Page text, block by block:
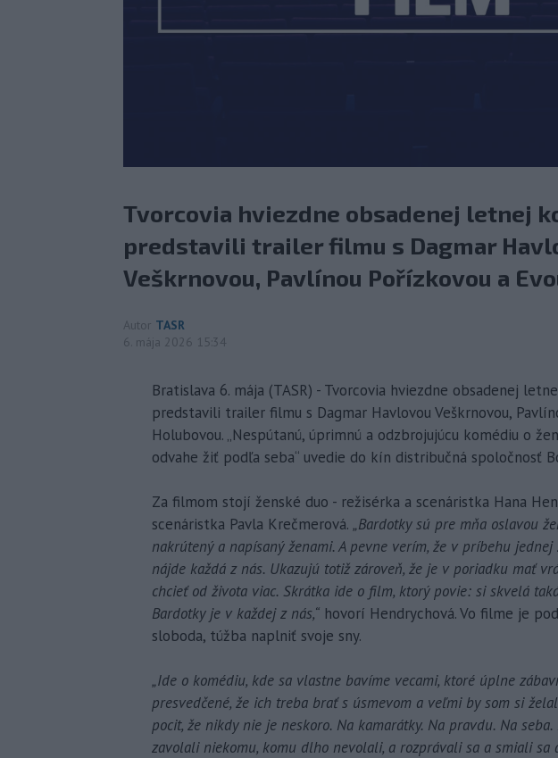
Tvorcovia hviezdne obsadenej letnej
predstavili trailer filmu s Dagmar
Veškrnovou, Pavlínou Pořízkovou a
Autor TASR
6. mája 2026 15:34
Bratislava 6. mája (TASR) - Tvorcovia hviezdne obsadenej
predstavili trailer filmu s Dagmar Havlovou Veškrnovou,
Holubovou. „Nespútanú, úprimnú a odzbrojujúcu komédiu o
odvahe žiť podľa seba“ uvedie do kín distribučná spoločnosť
Za filmom stojí ženské duo - režisérka a scenáristka Hana
scenáristka Pavla Krečmerová. „Bardotky sú pre mňa oslavou
nakrútený a napísaný ženami. A pevne verím, že v príbehu
nájde každá z nás. Ukazujú totiž zároveň, že je v poriadku mať
chcieť od života viac. Skrátka ide o film, ktorý povie: si skvelá
Bardotky je v každej z nás,“ hovorí Hendrychová. Vo filme je
sloboda, túžba naplniť svoje sny.
„Ide o komédiu, kde sa vlastne bavíme vecami, ktoré úplne
presvedčené, že ich treba brať s úsmevom a veľmi by som si
pocit, že nikdy nie je neskoro. Na kamarátky. Na pravdu. Na
zavolali niekomu, komu dlho nevolali, a rozprávali sa a smiali